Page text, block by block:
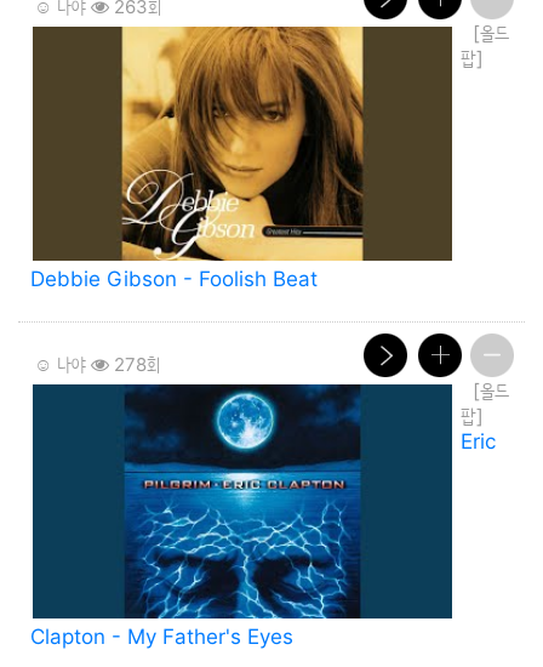
☺️ 나야 263회
[올드
팝]
Debbie Gibson - Foolish Beat
☺️ 나야 278회
[올드
팝]
Eric
Clapton - My Father's Eyes